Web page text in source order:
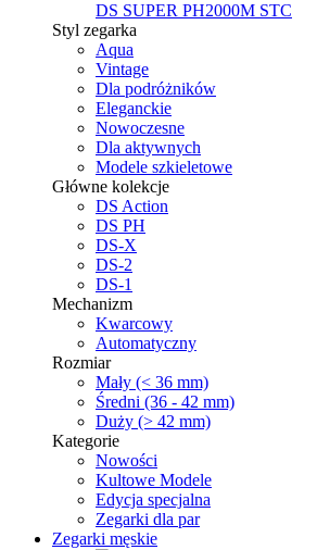
DS SUPER PH2000M STC
Styl zegarka
Aqua
Vintage
Dla podróżników
Eleganckie
Nowoczesne
Dla aktywnych
Modele szkieletowe
Główne kolekcje
DS Action
DS PH
DS-X
DS-2
DS-1
Mechanizm
Kwarcowy
Automatyczny
Rozmiar
Mały (< 36 mm)
Średni (36 - 42 mm)
Duży (> 42 mm)
Kategorie
Nowości
Kultowe Modele
Edycja specjalna
Zegarki dla par
Zegarki męskie